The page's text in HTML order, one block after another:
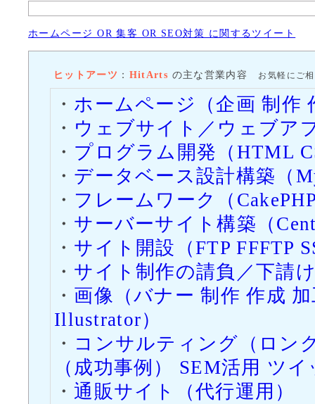
げた関係でSSL
すが、それに伴
SSLを適応しま
2015/3/8（日） 「皆生農園（か
ニューアルしま
有機農産物のご
せい のうえん）
2014/12/15（月） 「お店の販促デ
デモサンプルを
デモサンプルの
って無料にて対
この機会を是非
2014/12/1（月） 「お店の販促デ
た。
ホームページ OR 集客 OR SEO対策 に関するツイート
ヒットアーツ ： HitArts の主な営業内容 お気軽にご
・ ホームページ（企画 制作
・ ウェブサイト／ウェブア
・ プログラム開発（HTML
・ データベース設計構築（
・ フレームワーク（
・ サーバーサイト構築（
・ サイト開設（FTP FFFTP
・ サイト制作の請負／下請
・ 画像（バナー 制作 作成
Illustrator）
・ コンサルティング（ロン
（成功事例） SEM活用 ツ
・ 通販サイト（代行運用）